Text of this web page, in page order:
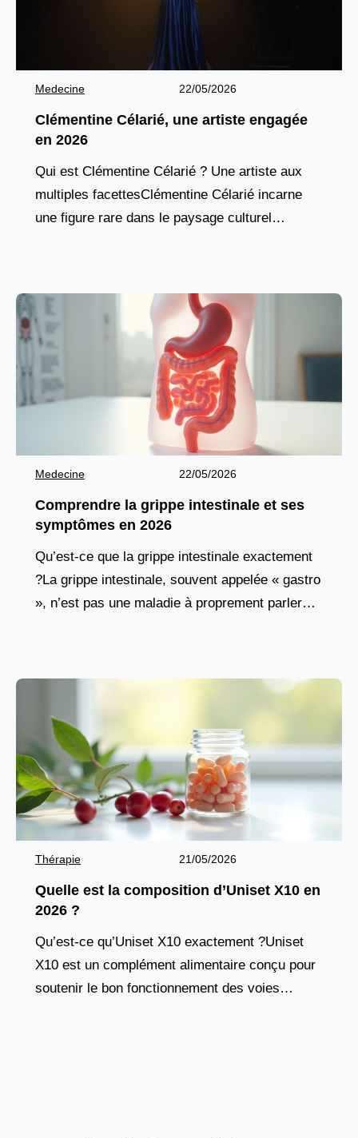
Medecine 22/05/2026
Clémentine Célarié, une artiste engagée
en 2026
Qui est Clémentine Célarié ? Une artiste aux
multiples facettesClémentine Célarié incarne
une figure rare dans le paysage culturel
Medecine 22/05/2026
Comprendre la grippe intestinale et ses
symptômes en 2026
Qu’est-ce que la grippe intestinale exactement
?La grippe intestinale, souvent appelée « gastro
», n’est pas une maladie à proprement parler
Thérapie 21/05/2026
Quelle est la composition d’Uniset X10 en
2026 ?
Qu’est-ce qu’Uniset X10 exactement ?Uniset
X10 est un complément alimentaire conçu pour
soutenir le bon fonctionnement des voies